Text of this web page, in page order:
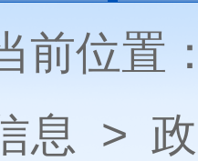
前位置
息 >